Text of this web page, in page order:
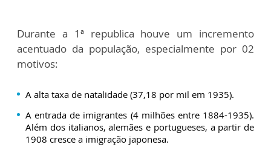
Durante a 1ª republica houve um incremento
acentuado da população, especialmente por 02
motivos:
A alta taxa de natalidade (37,18 por mil em 1935).
A entrada de imigrantes (4 milhões entre 1884-1935).
Além dos italianos, alemães e portugueses, a partir de
1908 cresce a imigração japonesa.